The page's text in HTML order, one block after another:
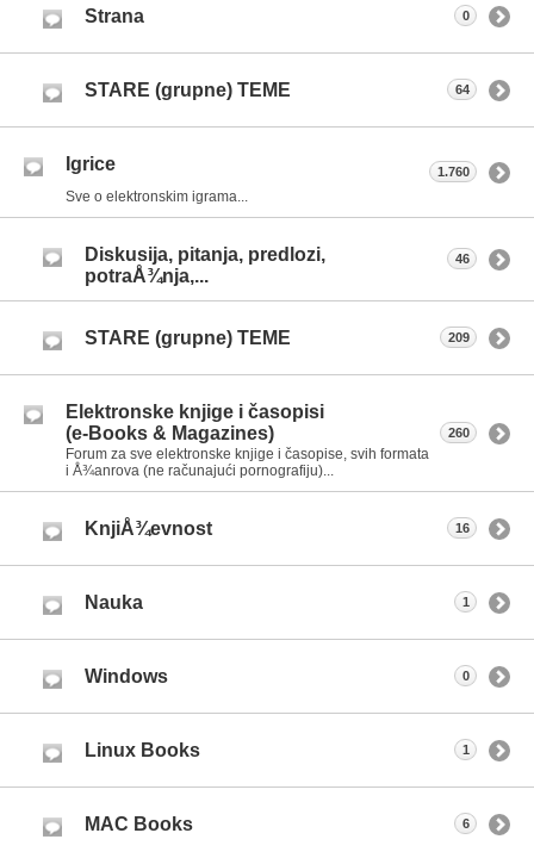
Strana 0
STARE (grupne) TEME 64
Igrice
Sve o elektronskim igrama...
1.760
Diskusija, pitanja, predlozi,
potraÅ¾nja,...
46
STARE (grupne) TEME 209
Elektronske knjige i časopisi
(e-Books & Magazines)
Forum za sve elektronske knjige i časopise, svih formata
i Å¾anrova (ne računajući pornografiju)...
260
KnjiÅ¾evnost 16
Nauka 1
Windows 0
Linux Books 1
MAC Books 6